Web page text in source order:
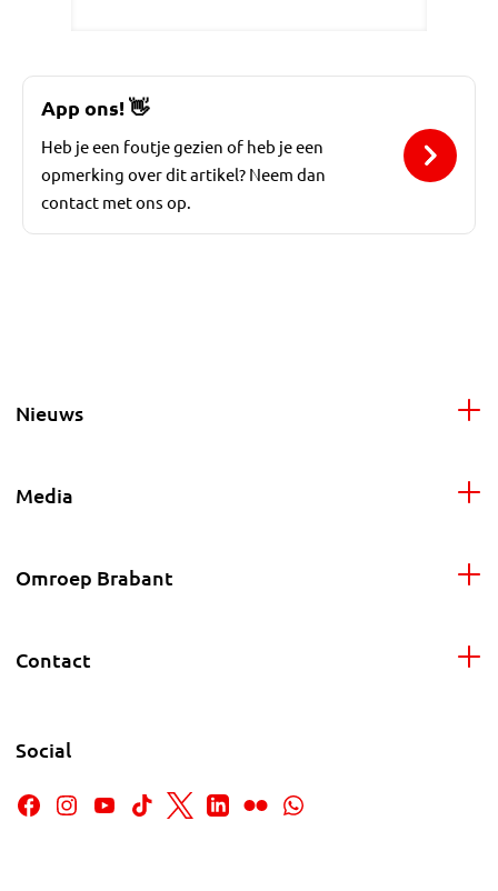
App ons!👋
Heb je een foutje gezien of heb je een
opmerking over dit artikel? Neem dan
contact met ons op.
Nieuws
Media
Omroep Brabant
Contact
Social